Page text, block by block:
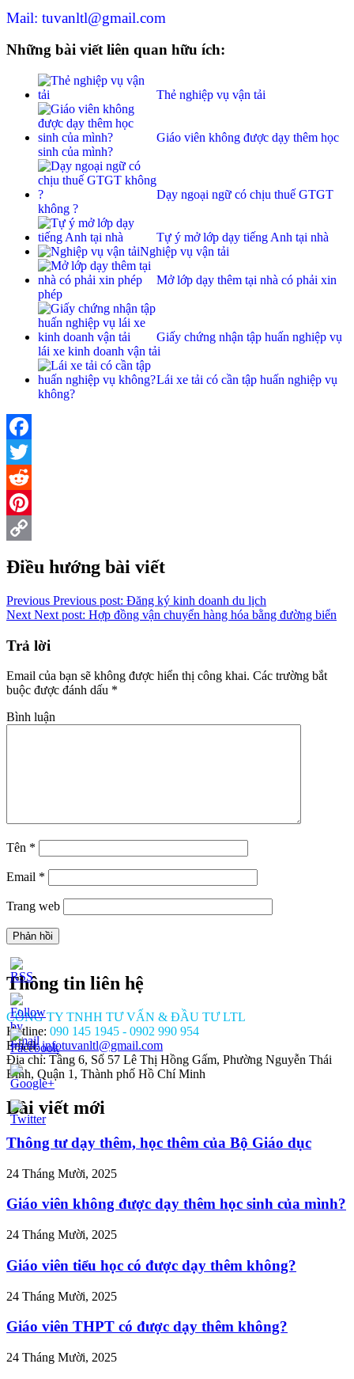
Mail: tuvanltl@gmail.com
Những bài viết liên quan hữu ích:
Thẻ nghiệp vụ vận tải
Giáo viên không được dạy thêm học
sinh của mình?
Dạy ngoại ngữ có chịu thuế GTGT
không ?
Tự ý mở lớp dạy tiếng Anh tại nhà
Nghiệp vụ vận tải
Mở lớp dạy thêm tại nhà có phải xin
phép
Giấy chứng nhận tập huấn nghiệp vụ
lái xe kinh doanh vận tải
Lái xe tải có cần tập huấn nghiệp vụ
không?
Facebook
Twitter
Reddit
Pinterest
Điều hướng bài viết
Previous Previous post: Đăng ký kinh doanh du lịch
Next Next post: Hợp đồng vận chuyển hàng hóa bằng đường biển
Trả lời
Email của bạn sẽ không được hiển thị công khai. Các trường bắt
buộc được đánh dấu *
Bình luận
Tên *
Email *
Trang web
nghi-
Thông tin liên hệ
CÔNG TY TNHH TƯ VẤN & ĐẦU TƯ LTL
Hotline: 090 145 1945 - 0902 990 954
Email:infotuvanltl@gmail.com
Địa chỉ: Tầng 6, Số 57 Lê Thị Hồng Gấm, Phường Nguyễn Thái
Bình, Quận 1, Thành phố Hồ Chí Minh
Bài viết mới
Thông tư dạy thêm, học thêm của Bộ Giáo dục
24 Tháng Mười, 2025
Giáo viên không được dạy thêm học sinh của mình?
24 Tháng Mười, 2025
Giáo viên tiểu học có được dạy thêm không?
24 Tháng Mười, 2025
Giáo viên THPT có được dạy thêm không?
24 Tháng Mười, 2025